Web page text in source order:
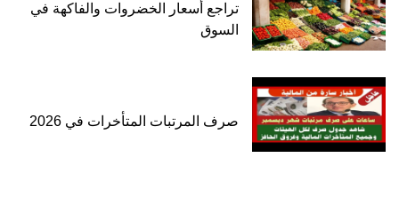
تراجع أسعار الخضروات والفاكهة في
السوق
صرف المرتبات المتأخرات في 2026